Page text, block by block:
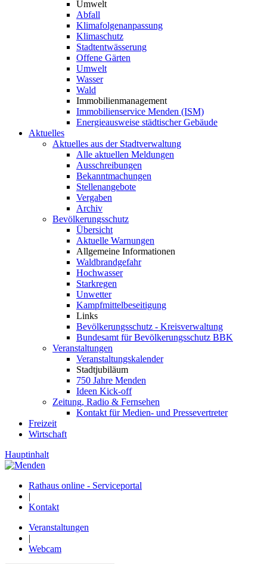
Umwelt
Abfall
Klimafolgenanpassung
Klimaschutz
Stadtentwässerung
Offene Gärten
Umwelt
Wasser
Wald
Immobilienmanagement
Immobilienservice Menden (ISM)
Energieausweise städtischer Gebäude
Aktuelles
Aktuelles aus der Stadtverwaltung
Alle aktuellen Meldungen
Ausschreibungen
Bekanntmachungen
Stellenangebote
Vergaben
Archiv
Bevölkerungsschutz
Übersicht
Aktuelle Warnungen
Allgemeine Informationen
Waldbrandgefahr
Hochwasser
Starkregen
Unwetter
Kampfmittelbeseitigung
Links
Bevölkerungsschutz - Kreisverwaltung
Bundesamt für Bevölkerungsschutz BBK
Veranstaltungen
Veranstaltungskalender
Stadtjubiläum
750 Jahre Menden
Ideen Kick-off
Zeitung, Radio & Fernsehen
Kontakt für Medien- und Pressevertreter
Freizeit
Wirtschaft
Hauptinhalt
Rathaus online - Serviceportal
|
Kontakt
Veranstaltungen
|
Webcam